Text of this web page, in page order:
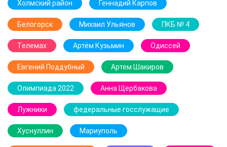
Холмский район Геннадий Карпов
Белогорск Михаил Ульянов ПКБ № 4
Телемах Артём Кузьмин Одиссей
Евгений Поддубный Артем Шакиров
Олимпиада 2022 Анна Щербакова
Лужники федеральные госслужащие
Хуснуллин Мариуполь